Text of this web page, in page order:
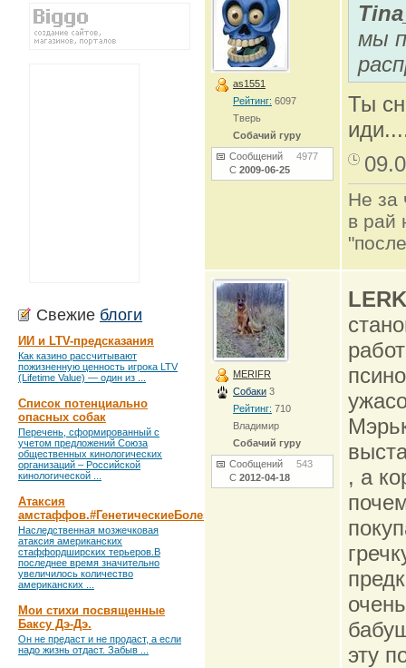
Свежие блоги
ИИ и LTV-предсказания
Как казино рассчитывают
пожизненную ценность игрока LTV
(Lifetime Value) — один из ...
Список потенциально
опасных собак
Перечень, сформированный с
учетом предложений Союза
общественных кинологических
организаций – Российской
кинологической ...
Атаксия
амстаффов.#ГенетическиеБолезни
Наследственная мозжечковая
атаксия американских
стаффордширских терьеров.В
последнее время значительно
увеличилось количество
американских ...
Мои стихи посвященные
Баксу Дэ-Дэ.
Он не предаст и не продаст, а если
надо жизнь отдаст. Забыв ...
as1551
Рейтинг: 6097
Тверь
Собачий гуру
Сообщений 4977
С 2009-06-25
мы
Ты
Не за
в рай
MERIFR
Собаки 3
Рейтинг: 710
Владимир
Собачий гуру
Сообщений 543
С 2012-04-18
, а
эту